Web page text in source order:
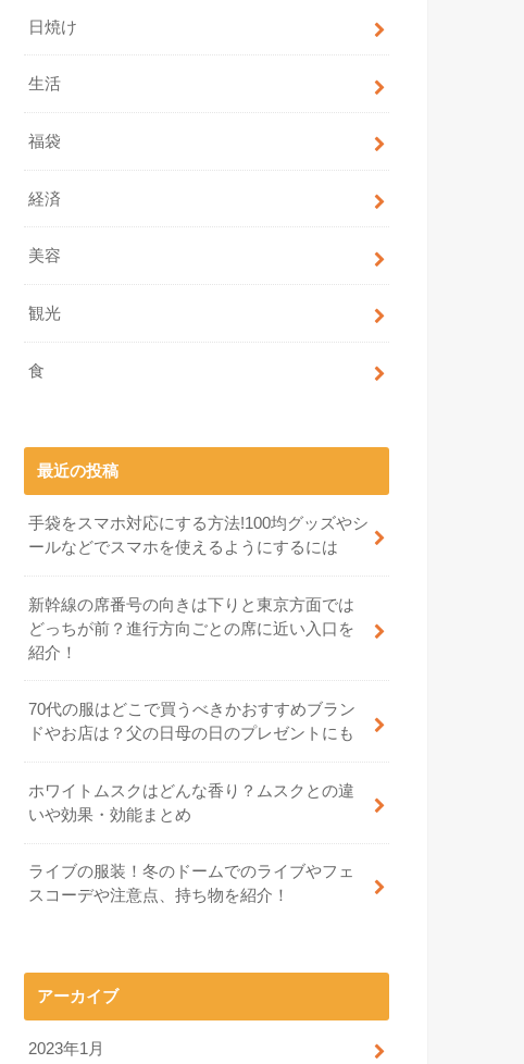
日焼け
生活
福袋
経済
美容
観光
食
最近の投稿
手袋をスマホ対応にする方法!100均グッズやシ
ールなどでスマホを使えるようにするには
新幹線の席番号の向きは下りと東京方面では
どっちが前？進行方向ごとの席に近い入口を
紹介！
70代の服はどこで買うべきかおすすめブラン
ドやお店は？父の日母の日のプレゼントにも
ホワイトムスクはどんな香り？ムスクとの違
いや効果・効能まとめ
ライブの服装！冬のドームでのライブやフェ
スコーデや注意点、持ち物を紹介！
アーカイブ
2023年1月